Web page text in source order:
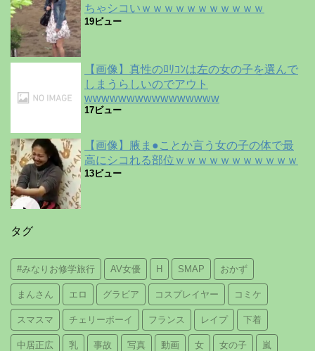
ちゃシコいｗｗｗｗｗｗｗｗｗｗｗ
19ビュー
【画像】真性のﾛﾘｺﾝは左の女の子を選んで
しまうらしいのでアウト
wwwwwwwwwwwwwwww
17ビュー
【画像】腋ま●ことか言う女の子の体で最
高にシコれる部位ｗｗｗｗｗｗｗｗｗｗｗ
13ビュー
タグ
#みなりお修学旅行 AV女優 H SMAP おかず
まんさん エロ グラビア コスプレイヤー コミケ
スマスマ チェリーボーイ フランス レイプ 下着
中居正広 乳 事故 写真 動画 女 女の子 嵐